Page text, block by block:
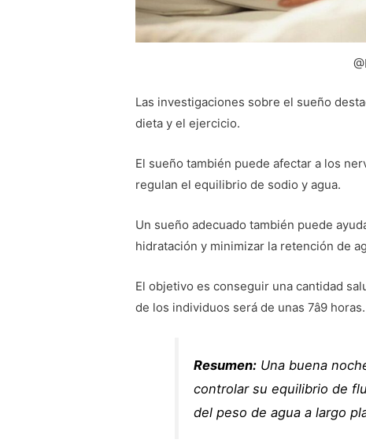
Las investigaciones sobre el sueño
dieta y el ejercicio.
El sueño también puede afectar a los
regulan el equilibrio de sodio y agua.
Un sueño adecuado también puede
hidratación y minimizar la retención de
El objetivo es conseguir una cantidad
de los individuos será de unas 7â9 horas.
Resumen: Una buena
controlar su equilibrio de
del peso de agua a largo